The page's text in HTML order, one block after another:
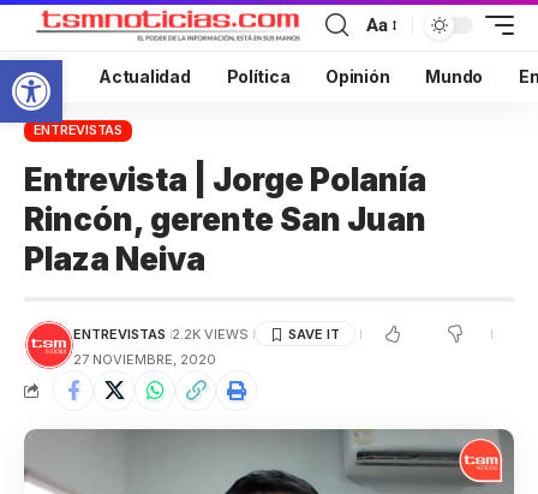
Abrir barra de herramientas
Aa
Inicio Actualidad Política Opinión Mundo
ENTREVISTAS
Entrevista | Jorge Polanía
Rincón, gerente San Juan
Plaza Neiva
ENTREVISTAS 2.2K VIEWS
27 NOVIEMBRE, 2020